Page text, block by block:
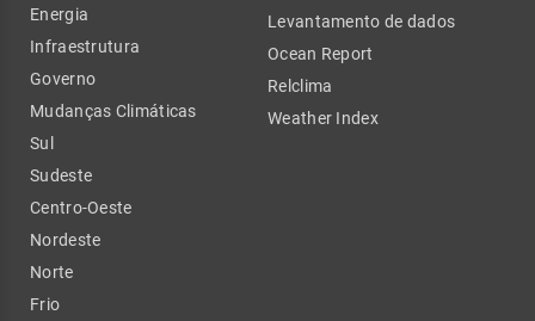
Energia
Infraestrutura
Governo
Mudanças Climáticas
Sul
Sudeste
Centro-Oeste
Nordeste
Norte
Frio
Levantamento de dados
Ocean Report
Relclima
Weather Index